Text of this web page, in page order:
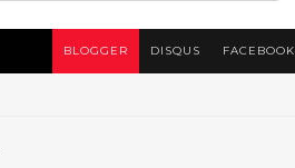
BLOGGER DISQUS FACEBOOK